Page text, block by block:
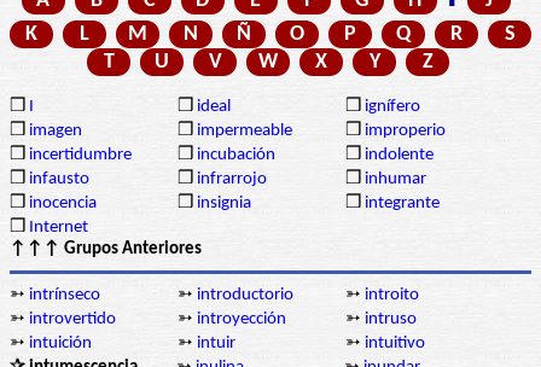
K
L M N Ñ O P Q R
S
T
U V W X Y Z
❒ I ❒ ideal ❒ ignífero
❒ imagen ❒ impermeable ❒ improperio
❒ incertidumbre ❒ incubación ❒ indolente
❒ infausto ❒ infrarrojo ❒ inhumar
❒ inocencia ❒ insignia ❒ integrante
❒ Internet
↑↑↑ Grupos Anteriores
➳ intrínseco ➳ introductorio ➳ introito
➳ introvertido ➳ introyección ➳ intruso
➳ intuición ➳ intuir ➳ intuitivo